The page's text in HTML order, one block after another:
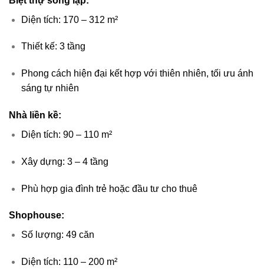
Diện tích: 170 – 312 m²
Thiết kế: 3 tầng
Phong cách hiện đại kết hợp với thiên nhiên, tối ưu ánh
sáng tự nhiên
Nhà liền kề:
Diện tích: 90 – 110 m²
Xây dựng: 3 – 4 tầng
Phù hợp gia đình trẻ hoặc đầu tư cho thuê
Shophouse:
Số lượng: 49 căn
Diện tích: 110 – 200 m²